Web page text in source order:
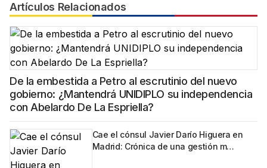
Artículos Relacionados
De la embestida a Petro al escrutinio del nuevo
gobierno: ¿Mantendrá UNIDIPLO su independencia
con Abelardo De La Espriella?
Cae el cónsul Javier Darío Higuera en
Madrid: Crónica de una gestión m…